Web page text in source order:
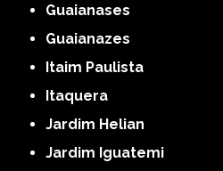
Guaianases
Guaianazes
Itaim Paulista
Itaquera
Jardim Helian
Jardim Iguatemi